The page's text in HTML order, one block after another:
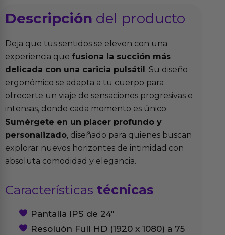
Descripción del producto
Deja que tus sentidos se eleven con una
experiencia que fusiona la succión más
delicada con una caricia pulsátil. Su diseño
ergonómico se adapta a tu cuerpo para
ofrecerte un viaje de sensaciones progresivas e
intensas, donde cada momento es único.
Sumérgete en un placer profundo y
personalizado, diseñado para quienes buscan
explorar nuevos horizontes de intimidad con
absoluta comodidad y elegancia.
Características técnicas
Pantalla IPS de 24″
Resoluón Full HD (1920 x 1080) a 75